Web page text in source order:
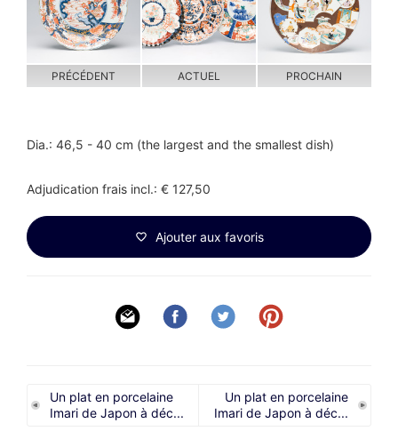
PRÉCÉDENT ACTUEL PROCHAIN
Dia.: 46,5 - 40 cm (the largest and the smallest dish)
Adjudication frais incl.: € 127,50
Ajouter aux favoris
Un plat en porcelaine
Imari de Japon à déc...
Un plat en porcelaine
Imari de Japon à déc...